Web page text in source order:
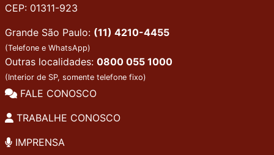
CEP: 01311-923
Grande São Paulo: (11) 4210-4455
(Telefone e WhatsApp)
Outras localidades: 0800 055 1000
(Interior de SP, somente telefone fixo)
FALE CONOSCO
TRABALHE CONOSCO
IMPRENSA